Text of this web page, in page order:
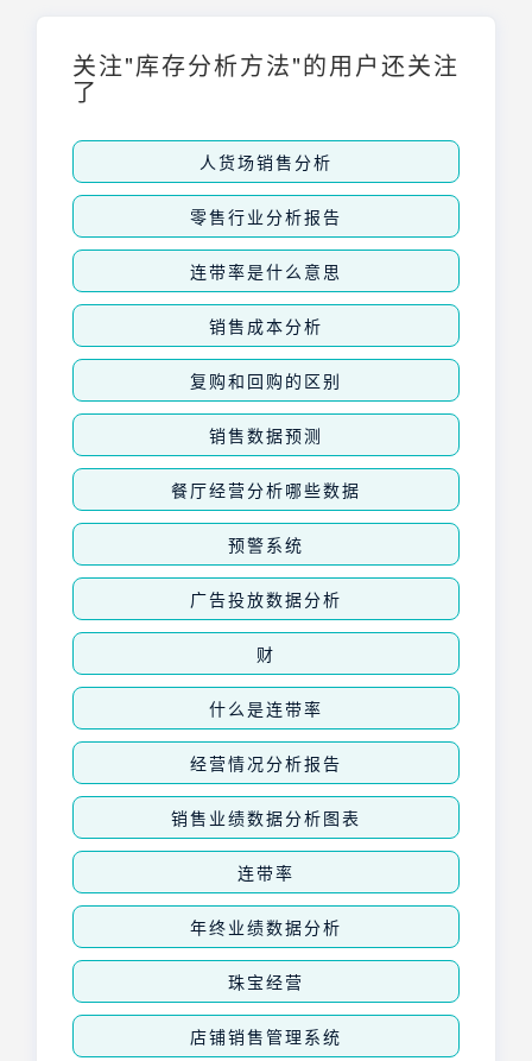
化和标准化运营等功能，连锁店铺监控系统正
日益成为连锁企业降本增效的关键工具。
关注"库存分析方法"的用户还关注
了
人货场销售分析
零售行业分析报告
连带率是什么意思
销售成本分析
复购和回购的区别
销售数据预测
餐厅经营分析哪些数据
预警系统
广告投放数据分析
财
什么是连带率
经营情况分析报告
销售业绩数据分析图表
连带率
年终业绩数据分析
珠宝经营
店铺销售管理系统